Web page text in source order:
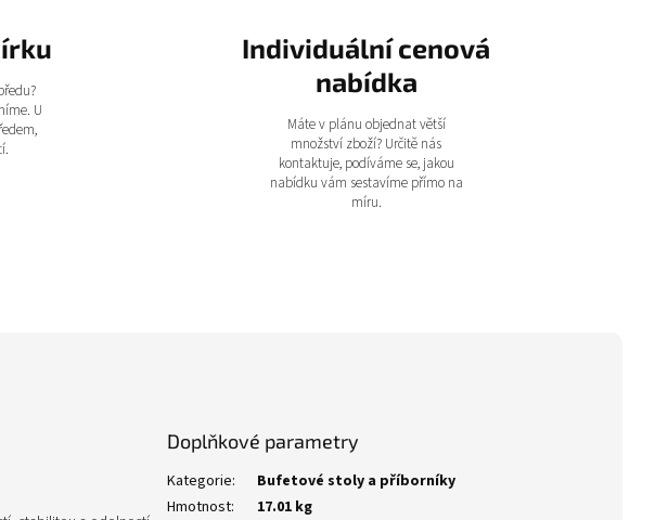
U
Individuální cenová
nabídka
Máte v plánu objednat větší
množství zboží? Určitě nás
kontaktuje, podíváme se, jakou
nabídku vám sestavíme přímo na
míru.
Doplňkové parametry
Kategorie:
Bufetové stoly a příborníky
Hmotnost:
17.01 kg